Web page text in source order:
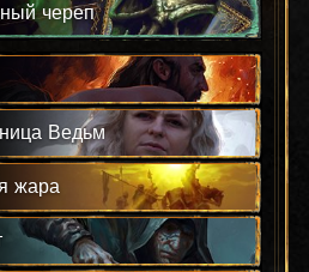
череп
Ведьм
жара